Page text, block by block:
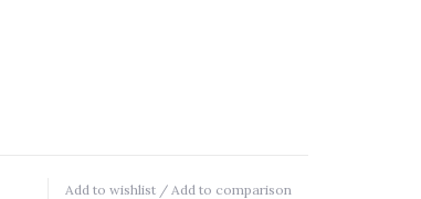
Add to wishlist / Add to comparison